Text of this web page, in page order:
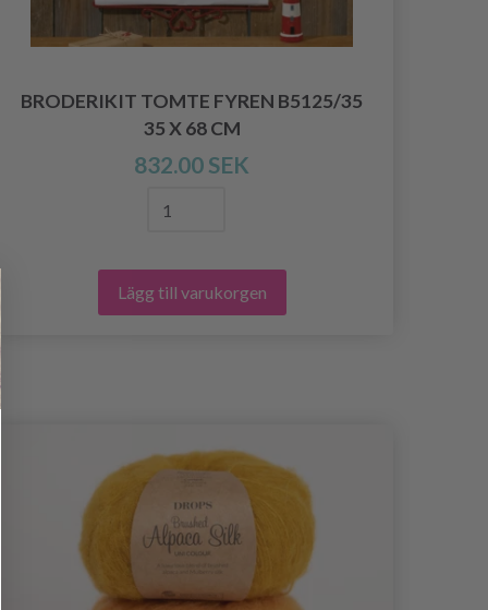
BRODERIKIT TOMTE FYREN B5125/35
35 X 68 CM
832.00 SEK
Lägg till varukorgen